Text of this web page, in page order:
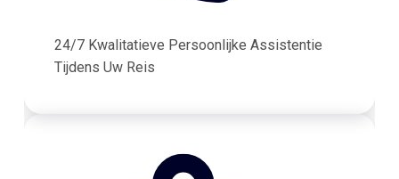
24/7 Kwalitatieve Persoonlijke Assistentie
Tijdens Uw Reis